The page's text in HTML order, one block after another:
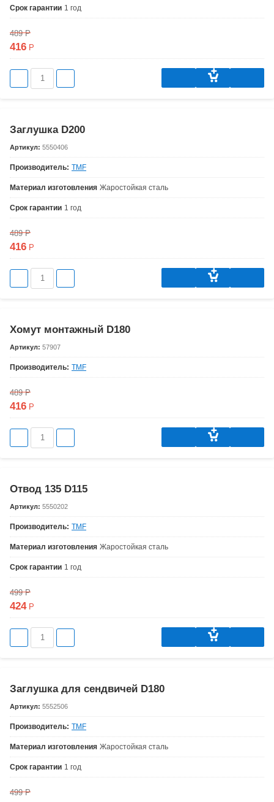
Срок гарантии 1 год
489Р
416 Р
Заглушка D200
Артикул: 5550406
Производитель: TMF
Материал изготовления Жаростойкая сталь
Срок гарантии 1 год
489Р
416 Р
Хомут монтажный D180
Артикул: 57907
Производитель: TMF
489Р
416 Р
Отвод 135 D115
Артикул: 5550202
Производитель: TMF
Материал изготовления Жаростойкая сталь
Срок гарантии 1 год
499Р
424Р
Заглушка для сендвичей D180
Артикул: 5552506
Производитель: TMF
Материал изготовления Жаростойкая сталь
Срок гарантии 1 год
499Р